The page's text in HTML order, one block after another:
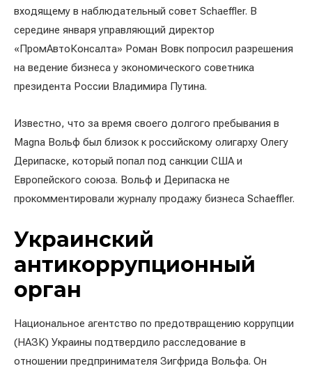
входящему в наблюдательный совет Schaeffler. В
середине января управляющий директор
«ПромАвтоКонсалта» Роман Вовк попросил разрешения
на ведение бизнеса у экономического советника
президента России Владимира Путина.
Известно, что за время своего долгого пребывания в
Magna Вольф был близок к российскому олигарху Олегу
Дерипаске, который попал под санкции США и
Европейского союза. Вольф и Дерипаска не
прокомментировали журналу продажу бизнеса Schaeffler.
Украинский
антикоррупционный
орган
Национальное агентство по предотвращению коррупции
(НАЗК) Украины подтвердило расследование в
отношении предпринимателя Зигфрида Вольфа. Он